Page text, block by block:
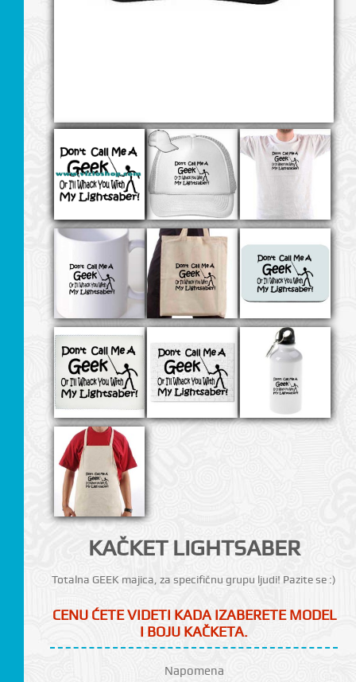
KAČKET LIGHTSABER
Totalna GEEK majica, za specifičnu grupu ljudi! Pazite se :)
CENU ĆETE VIDETI KADA IZABERETE MODEL
I BOJU KAČKETA.
Napomena